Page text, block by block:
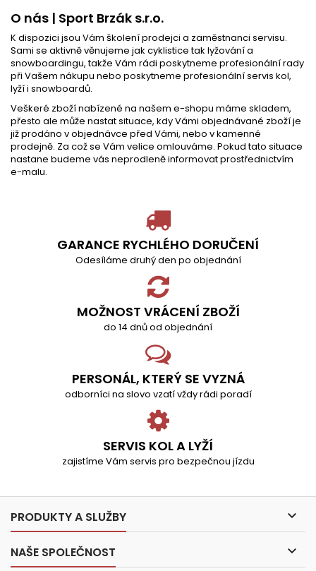
O nás | Sport Brzák s.r.o.
K dispozici jsou Vám školení prodejci a zaměstnanci servisu.
Sami se aktivně věnujeme jak cyklistice tak lyžování a
snowboardingu, takže Vám rádi poskytneme profesionální rady
při Vašem nákupu nebo poskytneme profesionální servis kol,
lyží i snowboardů.
Veškeré zboží nabízené na našem e-shopu máme skladem,
přesto ale může nastat situace, kdy Vámi objednávané zboží je
již prodán​o v objednávce před Vámi, nebo v kamenné
prodejně. Za což se Vám velice omlouváme. Pokud tato situace
nastane budeme vás neprodleně informovat prostřednictvím
e-malu.
GARANCE RYCHLÉHO DORUČENÍ
Odesíláme druhý den po objednání
MOŽNOST VRÁCENÍ ZBOŽÍ
do 14 dnů od objednání
PERSONÁL, KTERÝ SE VYZNÁ
odborníci na slovo vzatí vždy rádi poradí
SERVIS KOL A LYŽÍ
zajistíme Vám servis pro bezpečnou jízdu
PRODUKTY A SLUŽBY 
NAŠE SPOLEČNOST 